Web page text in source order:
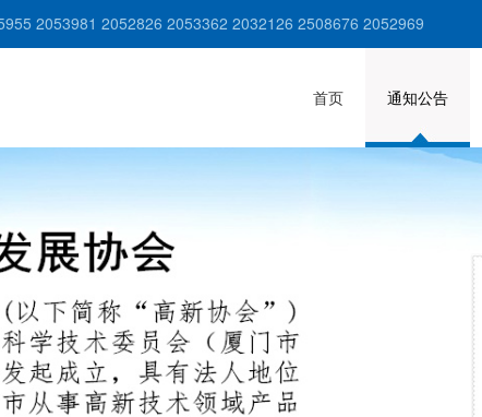
2053981 2052826 2053362 2032126 2508676 2052969
首页 通知公告